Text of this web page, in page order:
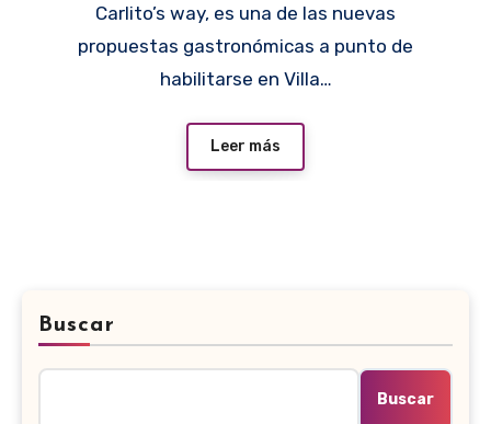
Carlito’s way, es una de las nuevas
propuestas gastronómicas a punto de
habilitarse en Villa…
Leer más
Buscar
Buscar